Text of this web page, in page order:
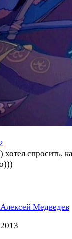
спросить,
Алексей Медведев